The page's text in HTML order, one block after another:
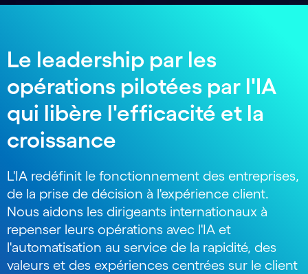
Le leadership par les
opérations pilotées par l'IA
qui libère l'efficacité et la
croissance
L'IA redéfinit le fonctionnement des entreprises,
de la prise de décision à l'expérience client.
Nous aidons les dirigeants internationaux à
repenser leurs opérations avec l'IA et
l'automatisation au service de la rapidité, des
valeurs et des expériences centrées sur le client